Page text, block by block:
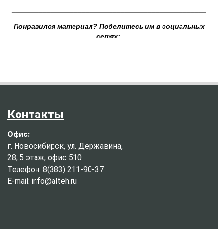
Понравился материал? Поделитесь им в социальных
сетях:
Контакты
Офис:
г. Новосибирск, ул. Державина,
28, 5 этаж, офис 510
Телефон: 8(383) 211-90-37
E-mail: info@alteh.ru